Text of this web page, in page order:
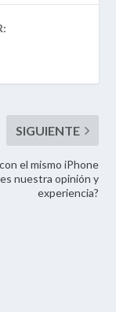
el mismo iPhone
es nuestra opinión y
experiencia?